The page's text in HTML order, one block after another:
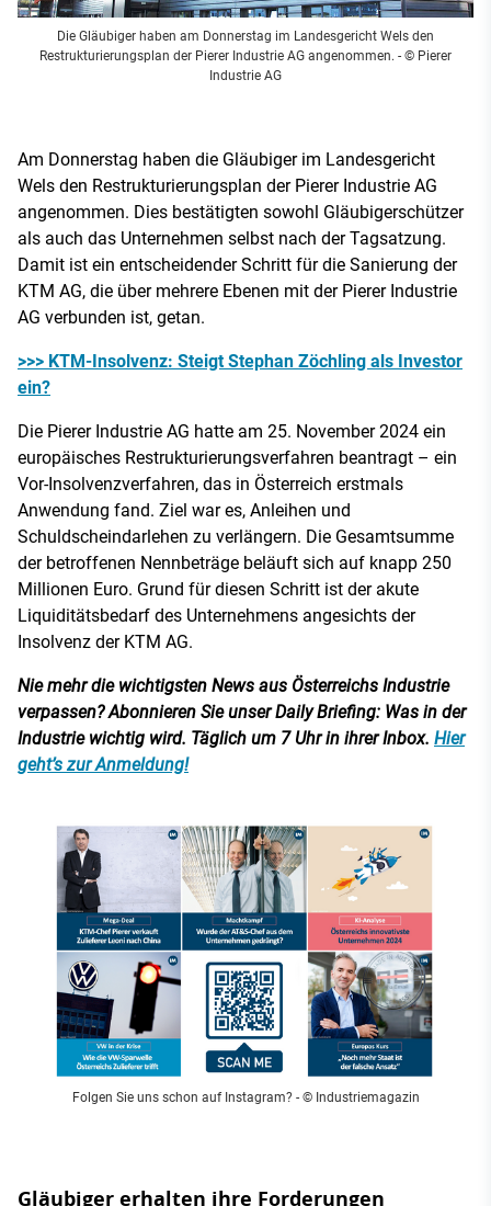
Die Gläubiger haben am Donnerstag im Landesgericht Wels den
Restrukturierungsplan der Pierer Industrie AG angenommen. - © Pierer
Industrie AG
Am Donnerstag haben die Gläubiger im Landesgericht
Wels den Restrukturierungsplan der Pierer Industrie AG
angenommen. Dies bestätigten sowohl Gläubigerschützer
als auch das Unternehmen selbst nach der Tagsatzung.
Damit ist ein entscheidender Schritt für die Sanierung der
KTM AG, die über mehrere Ebenen mit der Pierer Industrie
AG verbunden ist, getan.
>>> KTM-Insolvenz: Steigt Stephan Zöchling als Investor
ein?
Die Pierer Industrie AG hatte am 25. November 2024 ein
europäisches Restrukturierungsverfahren beantragt – ein
Vor-Insolvenzverfahren, das in Österreich erstmals
Anwendung fand. Ziel war es, Anleihen und
Schuldscheindarlehen zu verlängern. Die Gesamtsumme
der betroffenen Nennbeträge beläuft sich auf knapp 250
Millionen Euro. Grund für diesen Schritt ist der akute
Liquiditätsbedarf des Unternehmens angesichts der
Insolvenz der KTM AG.
Nie mehr die wichtigsten News aus Österreichs Industrie
verpassen? Abonnieren Sie unser Daily Briefing: Was in der
Industrie wichtig wird. Täglich um 7 Uhr in ihrer Inbox. Hier
geht’s zur Anmeldung!
Folgen Sie uns schon auf Instagram?- © Industriemagazin
Gläubiger erhalten ihre Forderungen